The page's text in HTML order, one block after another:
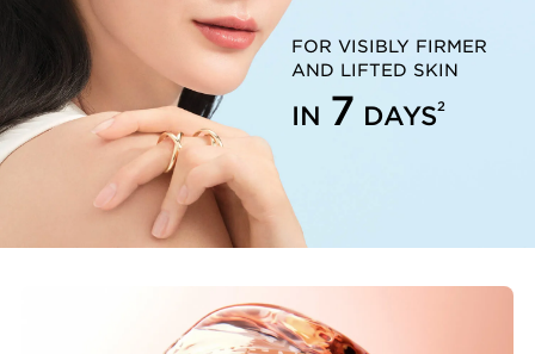
FOR VISIBLY FIRMER
AND LIFTED SKIN
IN 7 DAYS2